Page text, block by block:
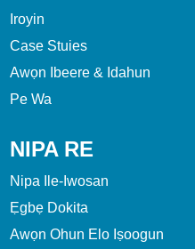
Iroyin
Case Stuies
Awọn Ibeere & Idahun
Pe Wa
NIPA RE
Nipa Ile-Iwosan
Ẹgbẹ Dokita
Awọn Ohun Elo Iṣoogun